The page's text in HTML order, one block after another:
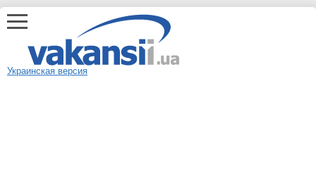
Украинская версия